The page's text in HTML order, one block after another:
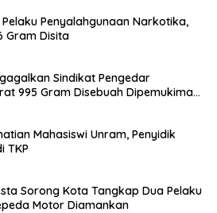
Penyalahgunaan Narkotika,
Gram Disita
Sindikat Pengedar
995 Gram Disebuah Dipemukiman
Mahasiswi Unram, Penyidik
TKP
Sorong Kota Tangkap Dua Pelaku
Motor Diamankan